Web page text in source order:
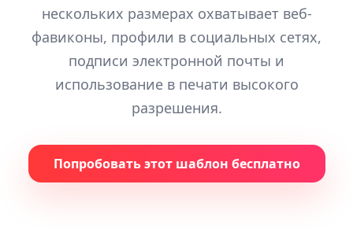
нескольких размерах охватывает веб-
фавиконы, профили в социальных сетях,
подписи электронной почты и
использование в печати высокого
разрешения.
Попробовать этот шаблон бесплатно